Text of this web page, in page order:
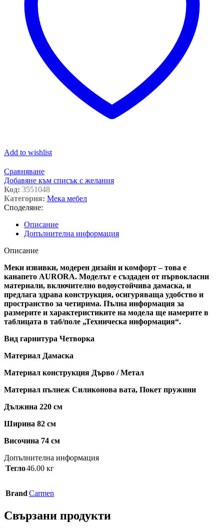
Add to wishlist
Сравняване
Добавяне към списък с желания
Код: 3551048
Категория: Мека мебел
Споделяне:
Описание
Допълнителна информация
Описание
Меки извивки, модерен дизайн и комфорт – това е
канапето AURORA. Моделът е създаден от първокласни
материали, включително водоустойчива дамаска, и
предлага здрава конструкция, осигуряваща удобство и
пространство за четирима. Пълна информация за
размерите и характеристиките на модела ще намерите в
таблицата в таб/поле „Техническа информация“.
Вид гарнитура Четворка
Материал Дамаска
Материал конструкция Дърво / Метал
Материал пълнеж Силиконова вата, Покет пружини
Дължина 220 см
Ширина 82 см
Височина 74 см
Допълнителна информация
Тегло46.00 кг
Brand Carmen
Свързани продукти